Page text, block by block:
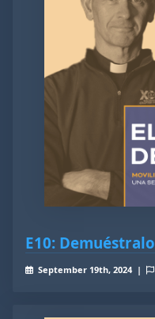
E10: Demuéstralo
September 19th, 2024 |